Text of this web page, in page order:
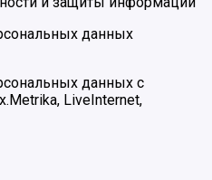
данных
данных с
LiveInternet,